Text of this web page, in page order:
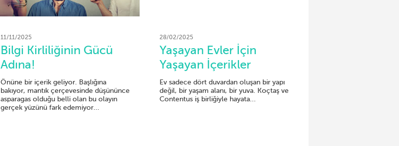
11/11/2025
Bilgi Kirliliğinin Gücü
Adına!
Önüne bir içerik geliyor. Başlığına
bakıyor, mantık çerçevesinde düşününce
asparagas olduğu belli olan bu olayın
gerçek yüzünü fark edemiyor...
28/02/2025
Yaşayan Evler İçin
Yaşayan İçerikler
Ev sadece dört duvardan oluşan bir yapı
değil, bir yaşam alanı, bir yuva. Koçtaş ve
Contentus iş birliğiyle hayata...